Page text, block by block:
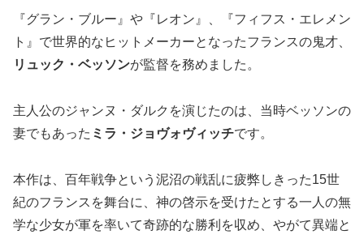
『グラン・ブルー』や『レオン』、『フィフス・エレメン
ト』で世界的なヒットメーカーとなったフランスの鬼才、
リュック・ベッソンが監督を務めました。
主人公のジャンヌ・ダルクを演じたのは、当時ベッソンの
妻でもあった ミラ・ジョヴォヴィッチです。
本作は、百年戦争という泥沼の戦乱に疲弊しきった15世
紀のフランスを舞台に、神の啓示を受けたとする一人の無
学な少女が軍を率いて奇跡的な勝利を収め、やがて異端と